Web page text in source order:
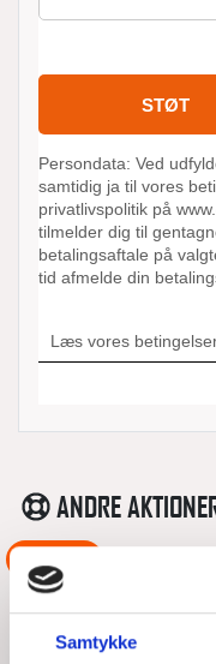
Samtykke
ANDRE